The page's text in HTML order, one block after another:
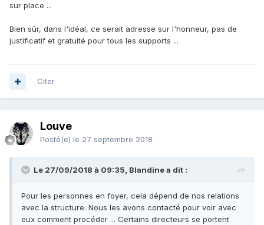
sur place ...
Bien sûr, dans l'idéal, ce serait adresse sur l'honneur, pas de
justificatif et gratuité pour tous les supports ...
Citer
Louve
Posté(e) le 27 septembre 2018
Le 27/09/2018 à 09:35, Blandine a dit :
Pour les personnes en foyer, cela dépend de nos relations
avec la structure. Nous les avons contacté pour voir avec
eux comment procéder ... Certains directeurs se portent